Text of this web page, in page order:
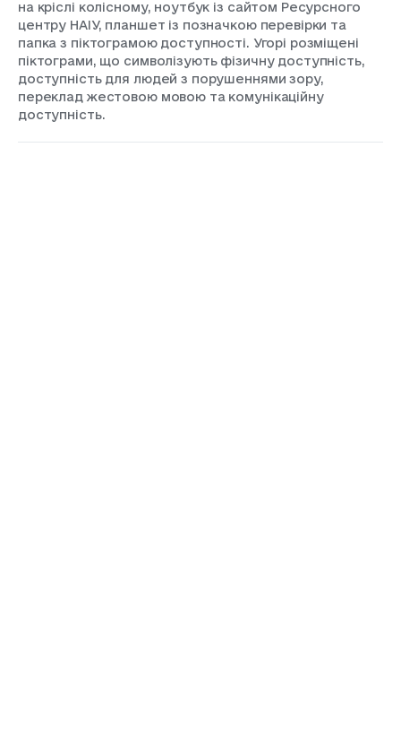
на кріслі колісному, ноутбук із сайтом Ресурсного
центру НАІУ, планшет із позначкою перевірки та
папка з піктограмою доступності. Угорі розміщені
піктограми, що символізують фізичну доступність,
доступність для людей з порушеннями зору,
переклад жестовою мовою та комунікаційну
доступність.